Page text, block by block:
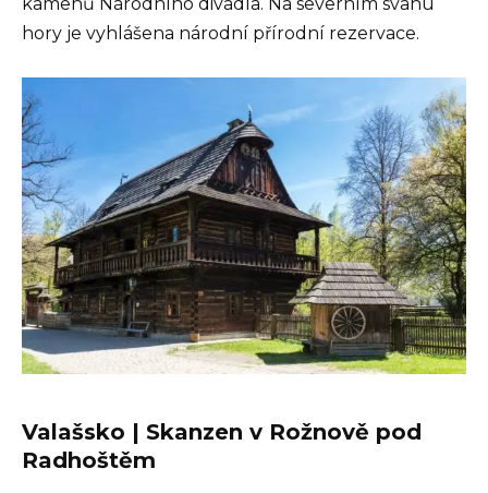
hory je vyhlášena národní přírodní rezervace.
Valašsko | Skanzen v Rožnově pod
Radhoštěm